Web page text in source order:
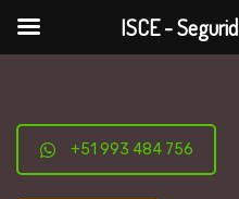
+51 993 484 756
ISCE -